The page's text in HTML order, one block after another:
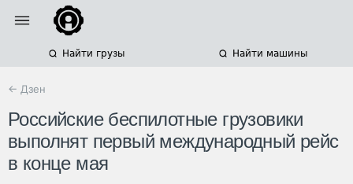
Найти грузы Найти машины
← Дзен
Российские беспилотные грузовики
выполнят первый международный рейс
в конце мая